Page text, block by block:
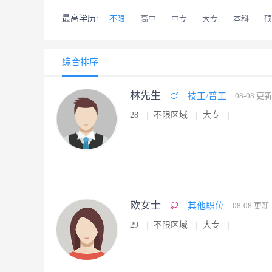
最高学历: 不限 高中 中专 大专 本科
综合排序
林先生 技工/普工 08-08 更新
28 不限区域 大专
欧女士 其他职位 08-08 更新
29 不限区域 大专